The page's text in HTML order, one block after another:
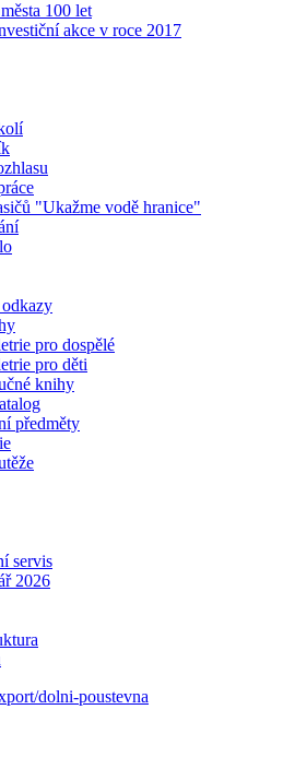
100 let
akce v roce 2017
"Ukažme vodě hranice"
pro dospělé
pro děti
knihy
předměty
servis
2026
dolni-poustevna